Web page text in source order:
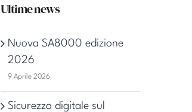
Ultime news
Nuova SA8000 edizione
2026
9 Aprile 2026
Sicurezza digitale sul